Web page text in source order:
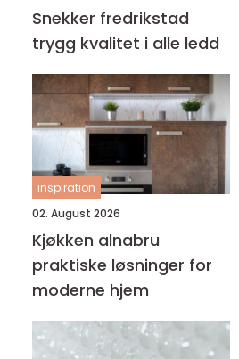
Snekker fredrikstad
trygg kvalitet i alle ledd
inspiration
02. August 2026
Kjøkken alnabru
praktiske løsninger for
moderne hjem